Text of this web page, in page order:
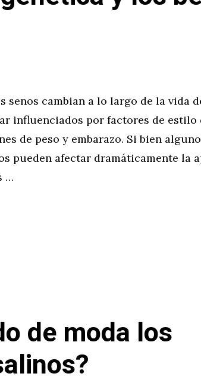
senos cambian a lo largo de la vida
influenciados por factores de estilo
de peso y embarazo. Si bien
pueden afectar dramáticamente la
…
de moda los